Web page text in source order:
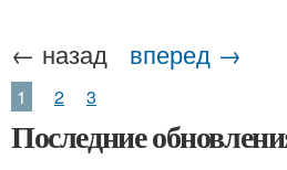
← назад вперед →
1 2 3
Последние